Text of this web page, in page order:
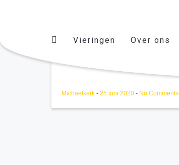
Vieringen Over ons
Michaelkerk - 25 juni 2020 - No Comments